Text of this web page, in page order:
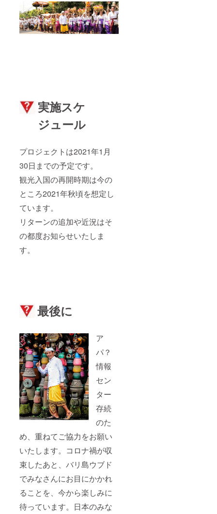
実施スケ
ジュール
プロジェクトは2021年1月
30日までの予定です。
観光入国の再開時期は今の
ところ2021年秋頃を想定し
ています。
リターンの追加や近況はそ
の都度お知らせいたしま
す。
最後に
ア
パ？
情報
セン
ター
存続
のた
め、重ねてご協力をお願い
いたします。コロナ禍が収
束したあと、バリ島ウブド
でみなさんにお目にかかれ
ることを、今から楽しみに
待っています。日本のみな